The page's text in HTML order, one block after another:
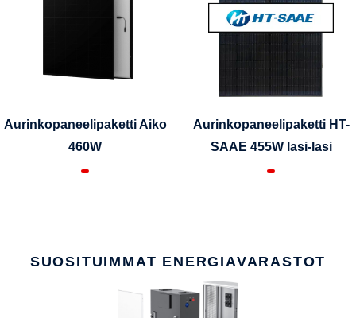
Aurinkopaneelipaketti Aiko
460W
Aurinkopaneelipaketti HT-
SAAE 455W lasi-lasi
SUOSITUIMMAT ENERGIAVARASTOT